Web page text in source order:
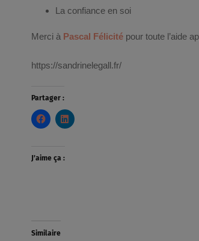
La confiance en soi
Merci à Pascal Félicité pour toute l’aide
https://sandrinelegall.fr/
Partager :
J’aime ça :
Similaire